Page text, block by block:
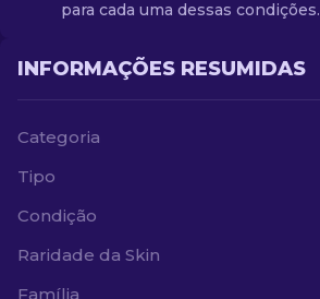
para cada uma dessas condições.
INFORMAÇÕES RESUMIDAS
Categoria
Tipo
Condição
Raridade da Skin
Família